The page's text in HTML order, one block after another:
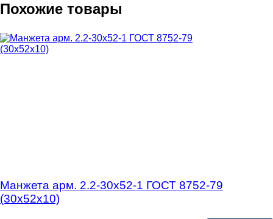
Похожие товары
Манжета арм. 2.2-30х52-1 ГОСТ 8752-79
(30х52х10)